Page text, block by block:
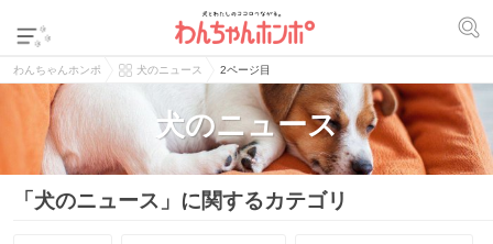
わんちゃんホンポ 犬のニュース 2ページ目
犬のニュース
「犬のニュース」に関するカテゴリ